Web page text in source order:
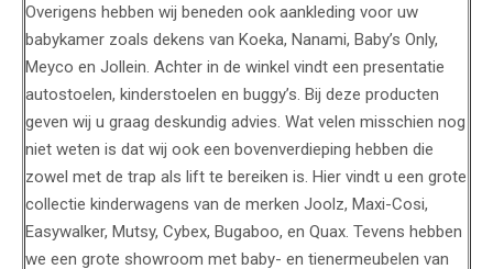
Overigens hebben wij beneden ook aankleding voor uw
babykamer zoals dekens van Koeka, Nanami, Baby’s Only,
Meyco en Jollein. Achter in de winkel vindt een presentatie
autostoelen, kinderstoelen en buggy’s. Bij deze producten
geven wij u graag deskundig advies. Wat velen misschien nog
niet weten is dat wij ook een bovenverdieping hebben die
zowel met de trap als lift te bereiken is. Hier vindt u een grote
collectie kinderwagens van de merken Joolz, Maxi-Cosi,
Easywalker, Mutsy, Cybex, Bugaboo, en Quax. Tevens hebben
we een grote showroom met baby- en tienermeubelen van